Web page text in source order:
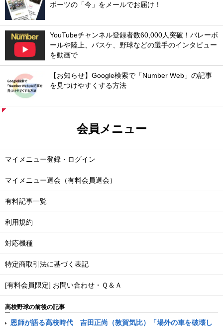
ポーツの「今」をメールでお届け！
YouTubeチャンネル登録者数60,000人突破！バレーボ
ールや陸上、バスケ、野球などの選手のインタビュー
を動画で
【お知らせ】Google検索で「Number Web」の記事
を見つけやすくする方法
会員メニュー
マイメニュー登録・ログイン
マイメニュー退会（有料会員退会）
有料記事一覧
利用規約
対応機種
特定商取引法に基づく表記
[有料会員限定] お問い合わせ・Ｑ＆Ａ
高校野球の前後の記事
恩師が語る高校時代 吉田正尚（敦賀気比）「場外の車を破壊し